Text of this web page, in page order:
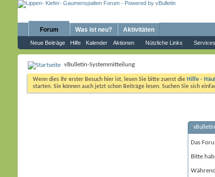
Forum
Neue Beiträge Hilfe Kalender Aktionen Nützliche Links Services
Was ist neu? Aktivitäten
vBulletin-Systemmitteilung
Wenn dies Ihr erster Besuch hier ist, lesen Sie bitte zuerst die Hilfe -
starten. Sie können auch jetzt schon Beiträge lesen. Suchen Sie sich
Das
Bitte